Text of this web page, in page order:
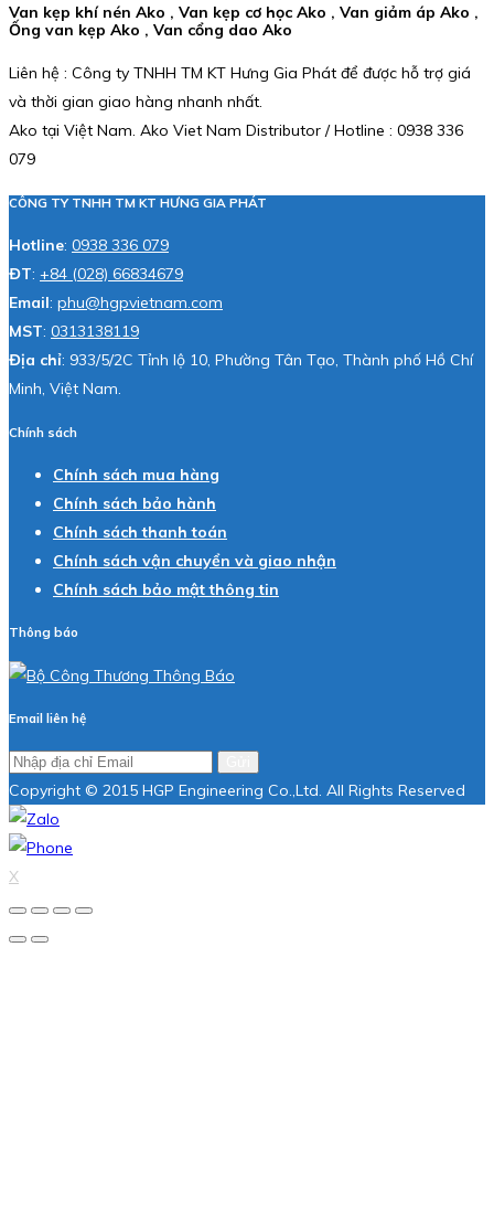
Van kẹp khí nén Ako , Van kẹp cơ học Ako , Van giảm áp Ako ,
Ống van kẹp Ako , Van cổng dao Ako
Liên hệ : Công ty TNHH TM KT Hưng Gia Phát để được hỗ trợ giá
và thời gian giao hàng nhanh nhất.
Ako tại Việt Nam. Ako Viet Nam Distributor / Hotline : 0938 336
079
CÔNG TY TNHH TM KT HƯNG GIA PHÁT
Hotline: 0938 336 079
ĐT: +84 (028) 66834679
Email: phu@hgpvietnam.com
MST: 0313138119
Địa chỉ: 933/5/2C Tỉnh lộ 10, Phường Tân Tạo, Thành phố Hồ Chí
Minh, Việt Nam.
Chính sách
Chính sách mua hàng
Chính sách bảo hành
Chính sách thanh toán
Chính sách vận chuyển và giao nhận
Chính sách bảo mật thông tin
Thông báo
Email liên hệ
Copyright © 2015 HGP Engineering Co.,Ltd. All Rights Reserved
X